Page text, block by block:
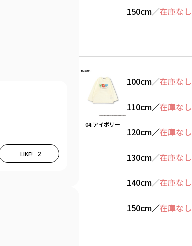
LIKE! 2
150cm／在庫なし
04:アイボリー
100cm／在庫なし
110cm／在庫なし
120cm／在庫なし
130cm／在庫なし
140cm／在庫なし
150cm／在庫なし